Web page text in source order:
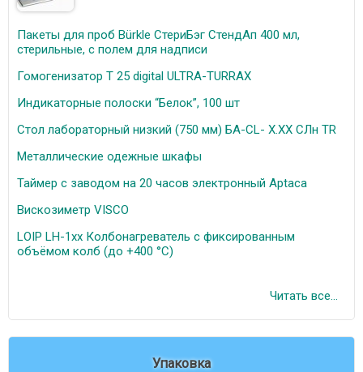
Пакеты для проб Bürkle СтериБэг СтендАп 400 мл,
стерильные, с полем для надписи
Гомогенизатор T 25 digital ULTRA-TURRAX
Индикаторные полоски “Белок”, 100 шт
Стол лабораторный низкий (750 мм) БА-СL- X.XX CЛн TR
Металлические одежные шкафы
Таймер с заводом на 20 часов электронный Aptaca
Вискозиметр VISCO
LOIP LH-1хх Колбонагреватель с фиксированным
объёмом колб (до +400 °C)
Читать все...
Упаковка